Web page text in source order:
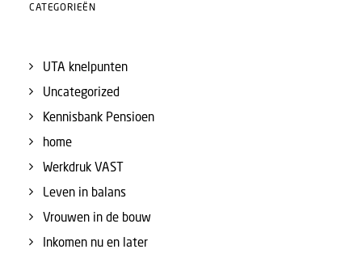
CATEGORIEËN
UTA knelpunten
Uncategorized
Kennisbank Pensioen
home
Werkdruk VAST
Leven in balans
Vrouwen in de bouw
Inkomen nu en later